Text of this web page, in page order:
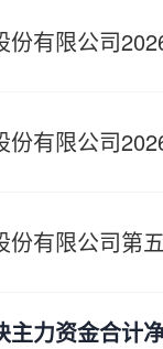
份有限公司
份有限公司
份有限公司第
主力资金合计